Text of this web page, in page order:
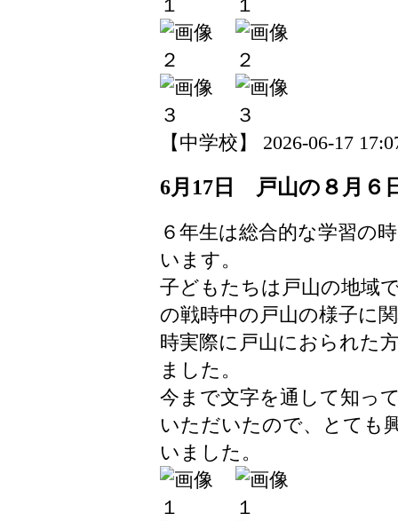
【中学校】 2026-06-17
6月17日 戸山の８月６
６年生は総合的な学習の
います。
子どもたちは戸山の地域
の戦時中の戸山の様子に
時実際に戸山におられた
ました。
今まで文字を通して知っ
いただいたので、とても
いました。